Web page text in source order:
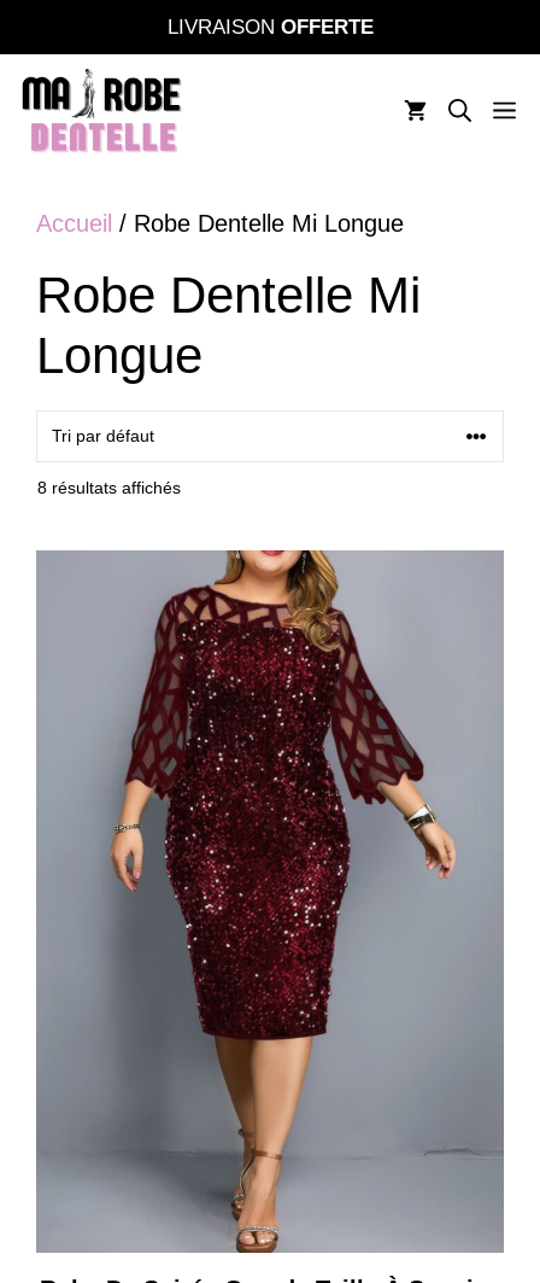
au
contenu
LIVRAISON OFFERTE
Accueil / Robe Dentelle Mi Longue
Robe Dentelle Mi
Longue
8 résultats affichés